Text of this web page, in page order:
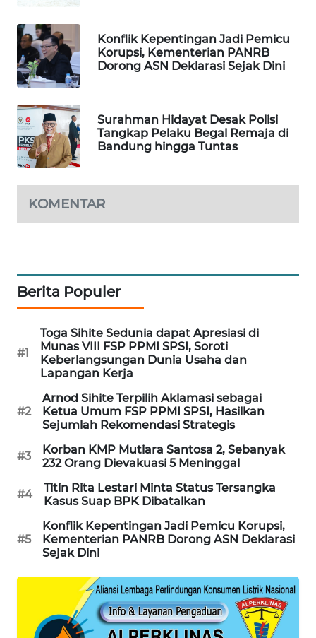
Konflik Kepentingan Jadi Pemicu
Korupsi, Kementerian PANRB
Dorong ASN Deklarasi Sejak Dini
Surahman Hidayat Desak Polisi
Tangkap Pelaku Begal Remaja di
Bandung hingga Tuntas
KOMENTAR
Berita Populer
#1
Toga Sihite Sedunia dapat Apresiasi di
Munas VIII FSP PPMI SPSI, Soroti
Keberlangsungan Dunia Usaha dan
Lapangan Kerja
#2
Arnod Sihite Terpilih Aklamasi sebagai
Ketua Umum FSP PPMI SPSI, Hasilkan
Sejumlah Rekomendasi Strategis
#3
Korban KMP Mutiara Santosa 2, Sebanyak
232 Orang Dievakuasi 5 Meninggal
#4
Titin Rita Lestari Minta Status Tersangka
Kasus Suap BPK Dibatalkan
#5
Konflik Kepentingan Jadi Pemicu Korupsi,
Kementerian PANRB Dorong ASN Deklarasi
Sejak Dini
ANUGERAH
NEWS
AKHLAK
ID
PERAPKI
NEWS
NEWS